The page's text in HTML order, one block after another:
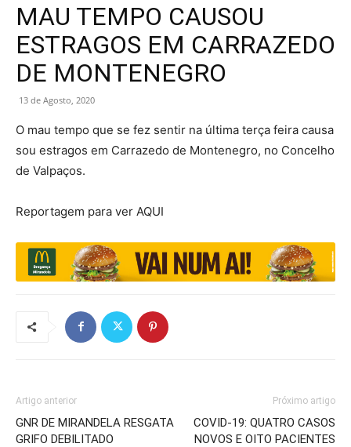
MAU TEMPO CAUSOU
ESTRAGOS EM CARRAZEDO
DE MONTENEGRO
13 de Agosto, 2020
O mau tempo que se fez sentir na última terça feira causa
sou estragos em Carrazedo de Montenegro, no Concelho
de Valpaços.
Reportagem para ver AQUI
Artigo anterior
GNR DE MIRANDELA RESGATA
GRIFO DEBILITADO
Próximo artigo
COVID-19: QUATRO CASOS
NOVOS E OITO PACIENTES